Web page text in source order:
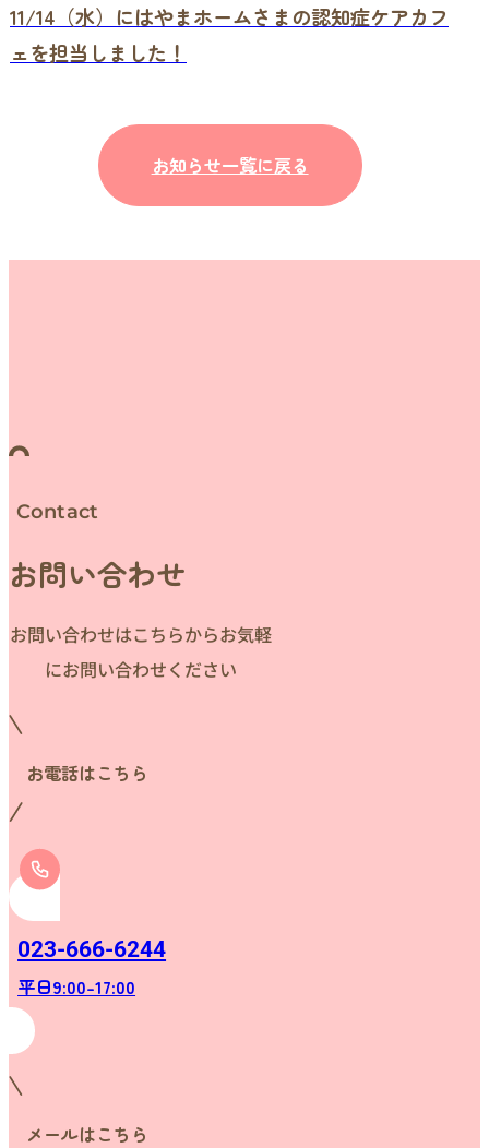
11/14（水）にはやまホームさまの認知症ケアカフ
ェを担当しました！
お知らせ一覧に戻る
Contact
お問い合わせ
お問い合わせはこちらからお気軽
にお問い合わせください
お電話はこちら
023-666-6244
平日9:00-17:00
メールはこちら